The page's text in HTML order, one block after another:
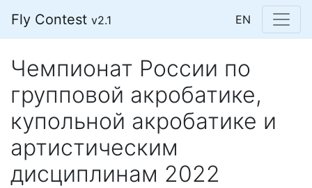
Fly Contest v2.1 EN
Чемпионат России по
групповой акробатике,
купольной акробатике и
артистическим
дисциплинам 2022